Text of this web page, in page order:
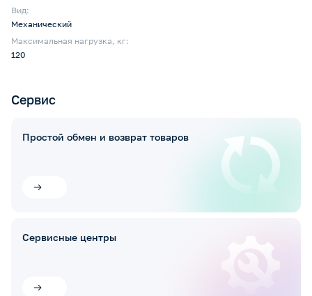
Вид:
Механический
Максимальная нагрузка, кг:
120
Сервис
Простой обмен и возврат товаров
Сервисные центры